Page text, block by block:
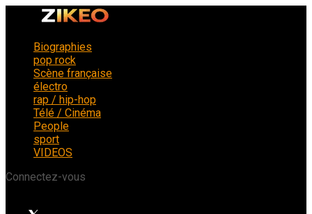
Biographies
pop rock
Scène française
électro
rap / hip-hop
Télé / Cinéma
People
sport
VIDEOS
Connectez-vous